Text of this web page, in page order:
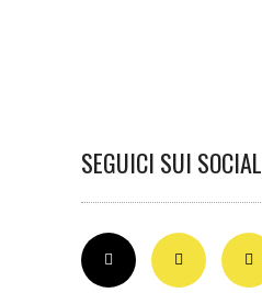
SEGUICI SUI SOCIAL